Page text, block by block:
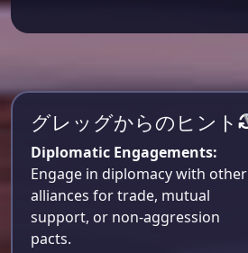
グレッグからのヒント
Diplomatic Engagements:
Engage in diplomacy with other
alliances for trade, mutual
support, or non-aggression
pacts.